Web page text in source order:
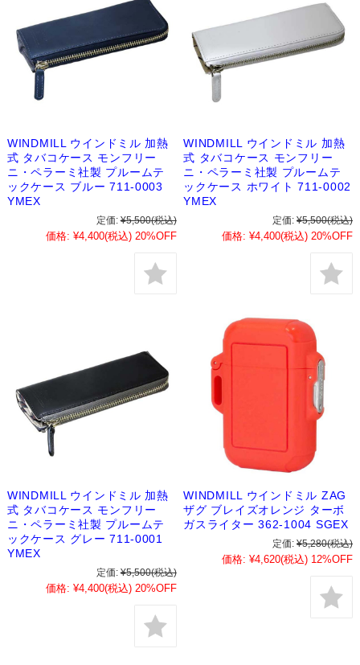
WINDMILL ウインドミル 加熱
式 タバコケース モンフリー
ニ・ペラーミ社製 プルームテ
ックケース ブルー 711-0003
YMEX
定価: ¥5,500(税込)
価格: ¥4,400(税込) 20%OFF
WINDMILL ウインドミル 加熱
式 タバコケース モンフリー
ニ・ペラーミ社製 プルームテ
ックケース ホワイト 711-0002
YMEX
定価: ¥5,500(税込)
価格: ¥4,400(税込) 20%OFF
WINDMILL ウインドミル 加熱
式 タバコケース モンフリー
ニ・ペラーミ社製 プルームテ
ックケース グレー 711-0001
YMEX
定価: ¥5,500(税込)
価格: ¥4,400(税込) 20%OFF
WINDMILL ウインドミル ZAG
ザグ ブレイズオレンジ ターボ
ガスライター 362-1004 SGEX
定価: ¥5,280(税込)
価格: ¥4,620(税込) 12%OFF